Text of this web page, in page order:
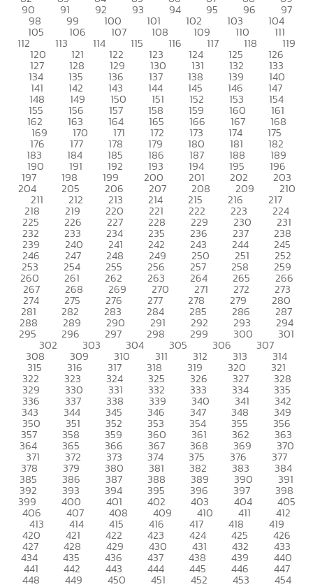
90 91 92 93 94 95 96 97
98 99 100 101 102 103 104
105 106 107 108 109 110 111
112 113 114 115 116 117 118 119
120 121 122 123 124 125 126
127 128 129 130 131 132 133
134 135 136 137 138 139 140
141 142 143 144 145 146 147
148 149 150 151 152 153 154
155 156 157 158 159 160 161
162 163 164 165 166 167 168
169 170 171 172 173 174 175
176 177 178 179 180 181 182
183 184 185 186 187 188 189
190 191 192 193 194 195 196
197 198 199 200 201 202 203
204 205 206 207 208 209 210
211 212 213 214 215 216 217
218 219 220 221 222 223 224
225 226 227 228 229 230 231
232 233 234 235 236 237 238
239 240 241 242 243 244 245
246 247 248 249 250 251 252
253 254 255 256 257 258 259
260 261 262 263 264 265 266
267 268 269 270 271 272 273
274 275 276 277 278 279 280
281 282 283 284 285 286 287
288 289 290 291 292 293 294
295 296 297 298 299 300 301
302 303 304 305 306 307
308 309 310 311 312 313 314
315 316 317 318 319 320 321
322 323 324 325 326 327 328
329 330 331 332 333 334 335
336 337 338 339 340 341 342
343 344 345 346 347 348 349
350 351 352 353 354 355 356
357 358 359 360 361 362 363
364 365 366 367 368 369 370
371 372 373 374 375 376 377
378 379 380 381 382 383 384
385 386 387 388 389 390 391
392 393 394 395 396 397 398
399 400 401 402 403 404 405
406 407 408 409 410 411 412
413 414 415 416 417 418 419
420 421 422 423 424 425 426
427 428 429 430 431 432 433
434 435 436 437 438 439 440
441 442 443 444 445 446 447
448 449 450 451 452 453 454